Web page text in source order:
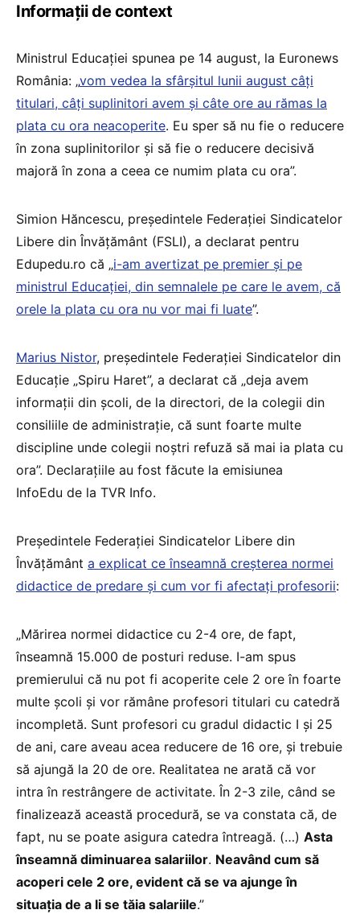
Informații de context
Ministrul Educației spunea pe 14 august, la Euronews
România: „vom vedea la sfârșitul lunii august câți
titulari, câți suplinitori avem și câte ore au rămas la
plata cu ora neacoperite. Eu sper să nu fie o reducere
în zona suplinitorilor și să fie o reducere decisivă
majoră în zona a ceea ce numim plata cu ora”.
Simion Hăncescu, președintele Federației Sindicatelor
Libere din Învățământ (FSLI), a declarat pentru
Edupedu.ro că „i-am avertizat pe premier și pe
ministrul Educației, din semnalele pe care le avem, că
orele la plata cu ora nu vor mai fi luate”.
Marius Nistor, președintele Federației Sindicatelor din
Educație „Spiru Haret”, a declarat că „deja avem
informații din școli, de la directori, de la colegii din
consiliile de administrație, că sunt foarte multe
discipline unde colegii noștri refuză să mai ia plata cu
ora”. Declarațiile au fost făcute la emisiunea
InfoEdu de la TVR Info.
Președintele Federației Sindicatelor Libere din
Învățământ a explicat ce înseamnă creșterea normei
didactice de predare și cum vor fi afectați profesorii:
„Mărirea normei didactice cu 2-4 ore, de fapt,
înseamnă 15.000 de posturi reduse. I-am spus
premierului că nu pot fi acoperite cele 2 ore în foarte
multe școli și vor rămâne profesori titulari cu catedră
incompletă. Sunt profesori cu gradul didactic I și 25
de ani, care aveau acea reducere de 16 ore, și trebuie
să ajungă la 20 de ore. Realitatea ne arată că vor
intra în restrângere de activitate. În 2-3 zile, când se
finalizează această procedură, se va constata că, de
fapt, nu se poate asigura catedra întreagă. (…) Asta
înseamnă diminuarea salariilor. Neavând cum să
acoperi cele 2 ore, evident că se va ajunge în
situația de a li se tăia salariile.”